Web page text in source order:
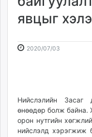
news.mn
Baabar.mn
Livetv.mn
Eguur.mn
24tsag.mn
shuud.mn
явцыг
2020/07/03
Нийслэлийн Засаг
өнөөдөр болж байна.
орон нутгийн
нийслэлд хэрэгжиж